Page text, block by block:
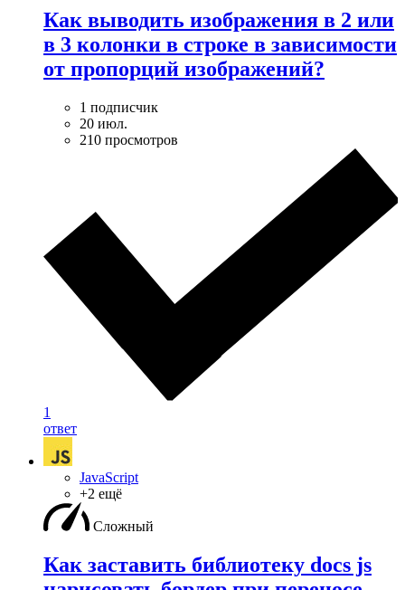
Как выводить изображения в 2 или
в 3 колонки в строке в зависимости
от пропорций изображений?
1 подписчик
20 июл.
210 просмотров
1
ответ
JavaScript
+2 ещё
Сложный
Как заставить библиотеку docs js